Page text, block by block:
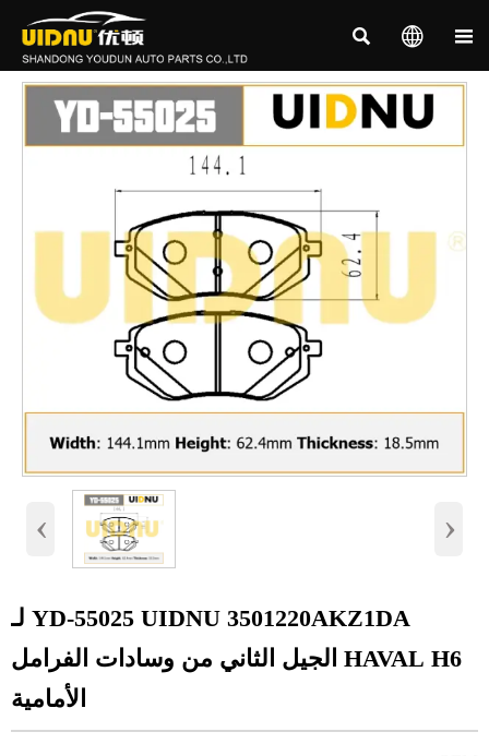
  
‹ ›
YD-55025 UIDNU 3501220AKZ1DA لـ
HAVAL H6 الجيل الثاني من وسادات الفرامل
الأمامية